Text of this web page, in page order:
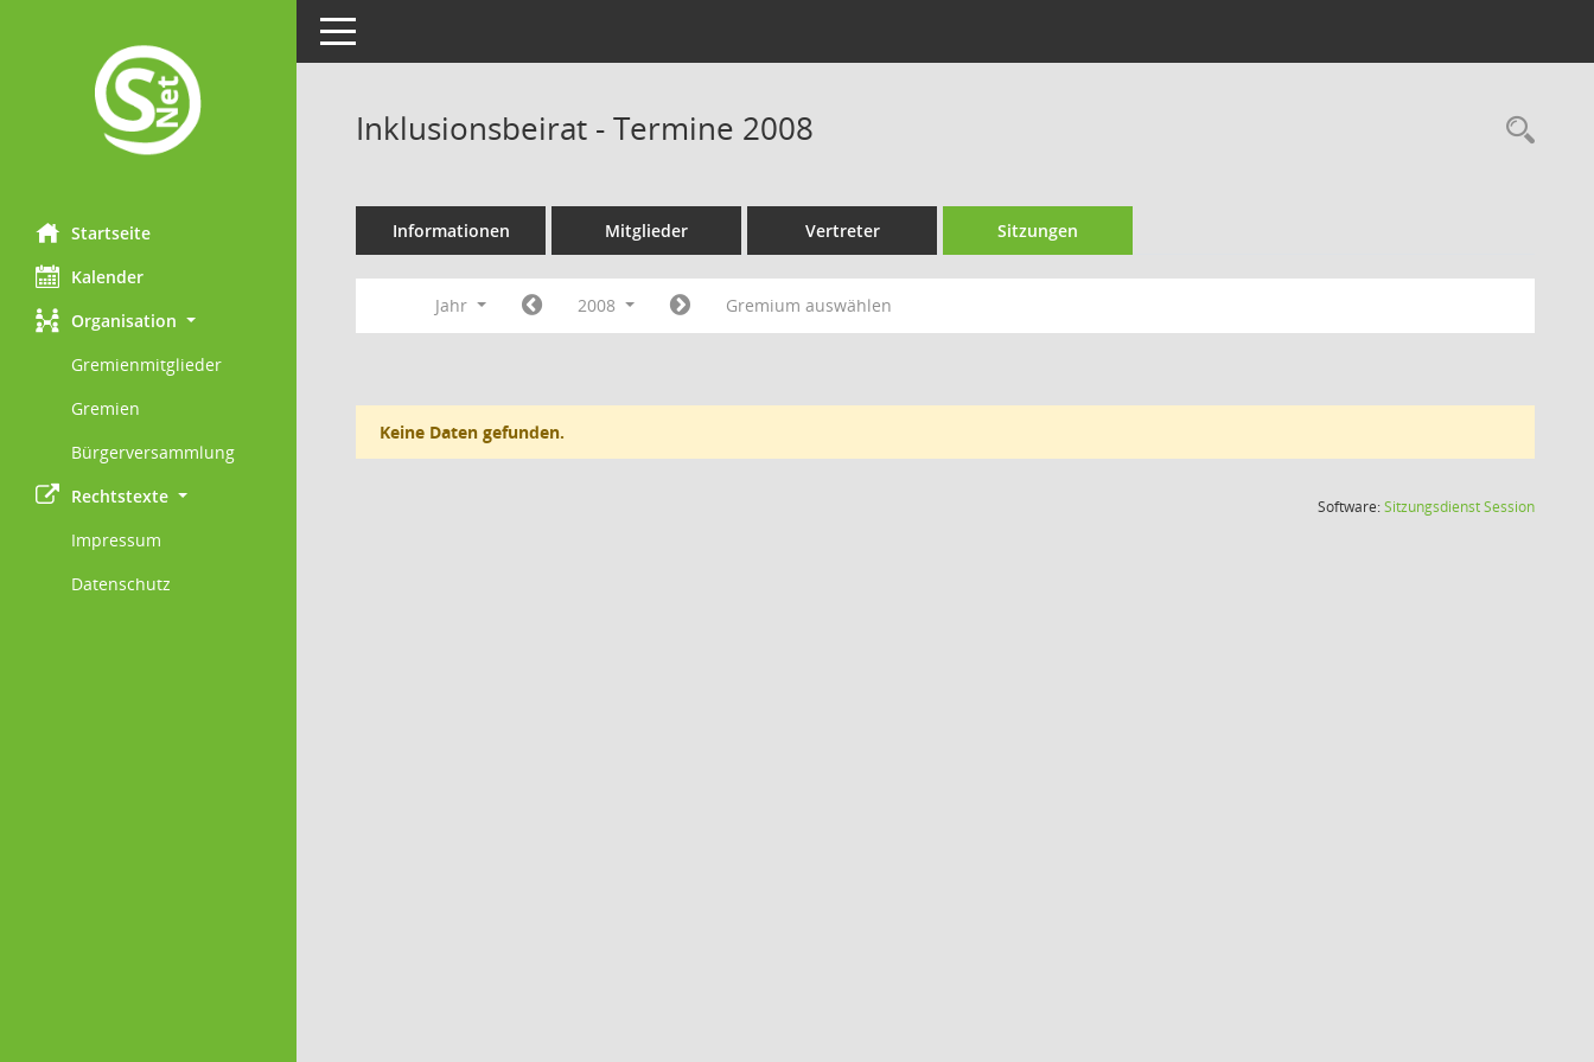
Startseite
Kalender
Organisation
Gremienmitglieder
Gremien
Bürgerversammlung
Rechtstexte
Impressum
Datenschutz
Toggle navigation
Inklusionsbeirat - Termine 2008
Informationen Mitglieder Vertreter Sitzungen
Jahr 2008 Gremium auswählen
Keine Daten gefunden.
Software:SitzungsdienstSession(Wird in